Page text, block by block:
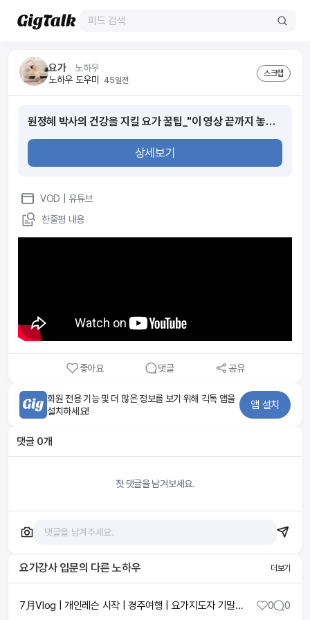
요가ᆞ 노하우
노하우 도우미
45일전
스크랩
원정혜 박사의 건강을 지킬 요가 꿀팁_"이 영상 끝까지 놓치지 마세요"_마이금희X인터뷰 with_원정혜
상세보기
VOD | 유튜브
한줄평 내용
좋아요 댓글 공유
회원 전용 기능 및 더 많은 정보를 보기 위해 긱톡 앱을
설치하세요!
앱 설치
댓글 0개
첫 댓글을 남겨보세요.
요가강사 입문의 다른 노하우 더보기
7月Vlog | 개인레슨 시작 | 경주여행 | 요가지도자 기말시험 0 0